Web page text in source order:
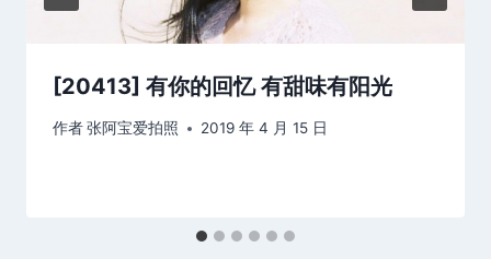
[20413] 有你的回忆 有甜味有阳光
作者张阿宝爱拍照 2019 年 4 月 15 日